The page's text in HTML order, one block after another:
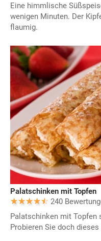
Eine himmlische
wenigen Minuten. Der
flaumig.
Palatschinken mit Topfen
240
Palatschinken mit Topfen
Probieren Sie doch